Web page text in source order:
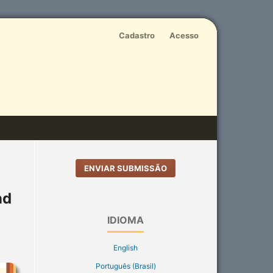
Cadastro Acesso
ENVIAR SUBMISSÃO
IDIOMA
English
Português (Brasil)